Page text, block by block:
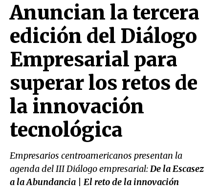
Anuncian la tercera
edición del Diálogo
Empresarial para
superar los retos de
la innovación
tecnológica
Empresarios centroamericanos presentan la
agenda del III Diálogo empresarial:De la Escasez
a la Abundancia | El reto de la innovación